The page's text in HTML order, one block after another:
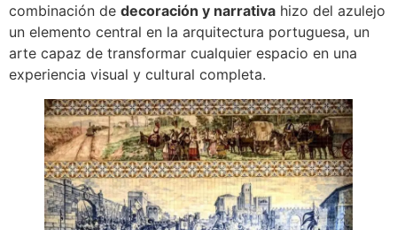
combinación de decoración y narrativa hizo del azulejo
un elemento central en la arquitectura portuguesa, un
arte capaz de transformar cualquier espacio en una
experiencia visual y cultural completa.